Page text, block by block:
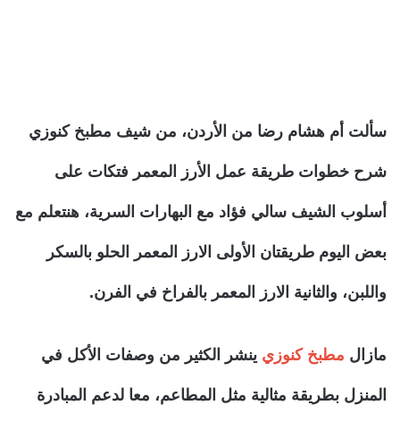
سألت أم هشام رضا من الأردن، من شيف مطبخ كنوزي
شرح خطوات طريقة عمل الأرز المعمر فتكات على
أسلوب الشيف سالي فؤاد مع البهارات السرية، هنتعلم مع
بعض اليوم طريقتان الأولى الارز المعمر الحلو بالسكر
واللبن، والثانية الارز المعمر بالفراخ في الفرن.
مازال مطبخ كنوزي ينشر الكثير من وصفات الأكل في
المنزل بطريقة مثالية مثل المطاعم، معا لدعم المبادرة